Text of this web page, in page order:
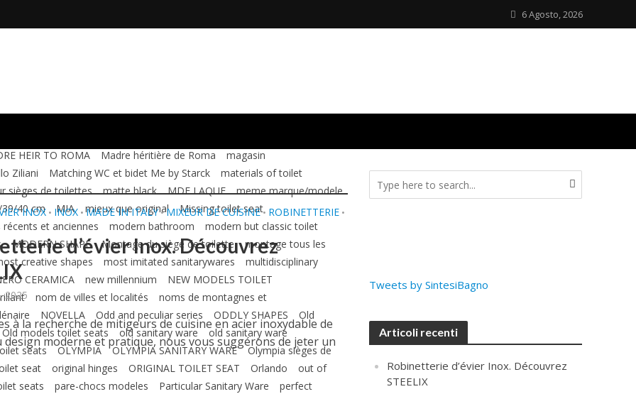
6 Agosto, 2026
white
IDENTIFICATION SIÈGE DE
HEIR TO ROMA Madre héritière de Roma
magasin
Ziliani Matching WC et bidet Me by Starck
materials of toilet
sièges de toilettes matte black MDF LAQUE
meme marque/modele
40 cm MIA mieux que original
Missing toilet seat
et anciennes modern bathroom
modern but classic toilet
MODERN SHAPE Montage du siège de toilette
montage tous les
creative shapes most imitated sanitarywares
multidisciplinary
CERAMICA new millennium
NEW MODELS TOILET
nom de villes et localités
noms de montagnes et
NOVELLA Odd and peculiar series ODDLY SHAPES
Old
Old models toilet seats old sanitary ware
old sanitary ware
seats OLYMPIA OLYMPIA SANITARY WARE
Olympia sièges de
seat original hinges ORIGINAL TOILET SEAT Orlando
out of
seats pare-chocs modeles Particular Sanitary Ware
perfect
INOX • INOX • MADE IN ITALY • MIXEUR DE CUISINE• ROBINETTERIE •
d’évier Inox. Découvrez
2025
à la recherche de mitigeurs de cuisine en acier inoxydable de
design moderne et pratique, nous vous suggérons de jeter un
Tweets by SintesiBagno
Articoli recenti
Robinetterie d’évier Inox. Découvrez
STEELIX